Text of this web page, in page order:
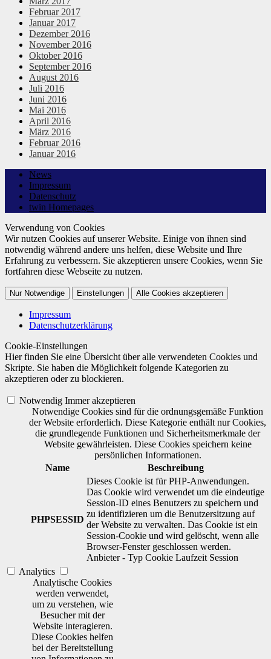
Februar 2017
Januar 2017
Dezember 2016
November 2016
Oktober 2016
September 2016
August 2016
Juli 2016
Juni 2016
Mai 2016
April 2016
März 2016
Februar 2016
Januar 2016
News
Impressum
Datenschutz
twin Homepages
Verwendung von Cookies
Wir nutzen Cookies auf unserer Website. Einige von ihnen sind
notwendig während andere uns helfen, diese Website und Ihre
Erfahrung zu verbessern. Sie akzeptieren unsere Cookies, wenn Sie
fortfahren diese Webseite zu nutzen.
Nur Notwendige Einstellungen Alle Cookies akzeptieren
Impressum
Datenschutzerklärung
Cookie-Einstellungen
Hier finden Sie eine Übersicht über alle verwendeten Cookies und
Skripte. Sie haben die Möglichkeit folgende Kategorien zu
akzeptieren oder zu blockieren.
Notwendig Immer akzeptieren
Notwendige Cookies sind für die ordnungsgemäße Funktion
der Website erforderlich. Diese Kategorie enthält nur Cookies,
die grundlegende Funktionen und Sicherheitsmerkmale der
Website gewährleisten. Diese Cookies speichern keine
persönlichen Informationen.
Name
Beschreibung
PHPSESSID
Dieses Cookie ist für PHP-Anwendungen.
Das Cookie wird verwendet um die eindeutige
Session-ID eines Benutzers zu speichern und
zu identifizieren um die Benutzersitzung auf
der Website zu verwalten. Das Cookie ist ein
Session-Cookie und wird gelöscht, wenn alle
Browser-Fenster geschlossen werden.
Anbieter - Typ Cookie Laufzeit Session
Analytics
Analytische Cookies
werden verwendet,
um zu verstehen, wie
Besucher mit der
Website interagieren.
Diese Cookies helfen
bei der Bereitstellung